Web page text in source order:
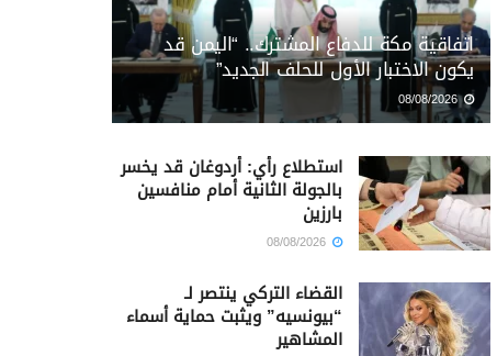
اتفاقية مكة للدفاع المشترك.. “اليمن قد
يكون الاختبار الأول للحلف الجديد”
08/08/2026
استطلاع رأي: أردوغان قد يخسر
بالجولة الثانية أمام منافسين
بارزين
القضاء التركي ينتصر لـ
“بيونسيه” ويثبت حماية أسماء
المشاهير